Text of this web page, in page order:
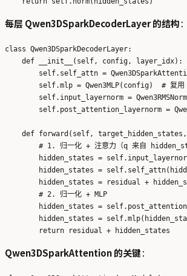
每层 Qwen3DSparkDecoderLayer 的结构：
class Qwen3DSparkDecoderLayer:
    def __init__(self, config, layer_idx):
self.self_attn =
self.mlp = Qwen3MLP(config)  # 复用
self.input_layernorm =
self.post_attention_layernorm =
def forward(self,
# 1. 归一化 + 注意力（q 来自
hidden_states =
hidden_states =
hidden_states = residual +
        # 2. 归一化 + MLP
hidden_states =
hidden_states =
Qwen3DSparkAttention 的关键：